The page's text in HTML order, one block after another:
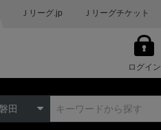
Ｊリーグ.jp Ｊリーグチケット
ログイン
磐田